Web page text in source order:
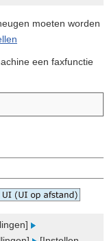
moeten worden
een faxfunctie